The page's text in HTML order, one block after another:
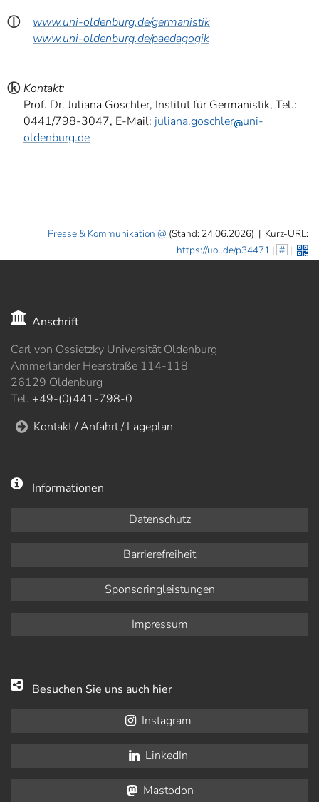
ⓘ
www.uni-oldenburg.de/germanistik
www.uni-oldenburg.de/paedagogik
ⓚ Kontakt:
Prof. Dr. Juliana Goschler, Institut für Germanistik, Tel.:
0441/798-3047, E-Mail: juliana.goschler
uni-
oldenburg.de
Presse & Kommunikation (Stand: 24.06.2026) | Kurz-URL:
https://uol.de/p34471 | # |
Anschrift
Carl von Ossietzky Universität Oldenburg
Ammerländer Heerstraße 114-118
26129 Oldenburg
Tel. +49-(0)441-798-0
Kontakt / Anfahrt / Lageplan
Informationen
Datenschutz
Barrierefreiheit
Sponsoringleistungen
Impressum
Besuchen Sie uns auch hier
Instagram
LinkedIn
Mastodon